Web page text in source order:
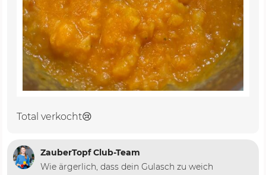
Total verkocht😢
ZauberTopf Club-Team
Wie ärgerlich, dass dein Gulasch zu weich